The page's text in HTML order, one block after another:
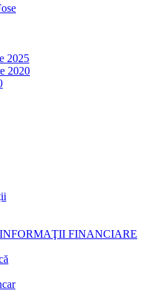
2025
2020
FINANCIARE